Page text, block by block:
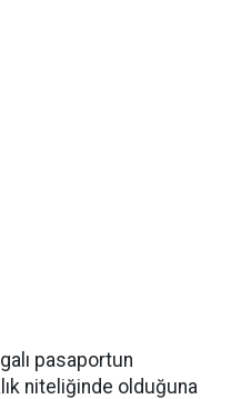
pasaportun
niteliğinde olduğuna